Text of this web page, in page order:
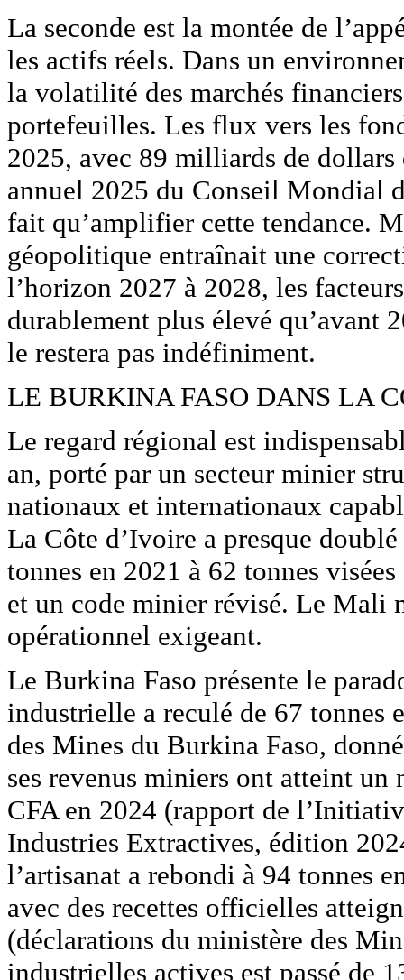
La seconde est la montée de
les actifs réels. Dans un
la volatilité des marchés
portefeuilles. Les flux vers les
2025, avec 89 milliards de
annuel 2025 du Conseil Mondial
fait qu’amplifier cette tendance.
géopolitique entraînait une
l’horizon 2027 à 2028, les
durablement plus élevé qu’avant
le restera pas indéfiniment.
LE BURKINA FASO DANS LA
Le regard régional est
an, porté par un secteur minier
nationaux et internationaux
La Côte d’Ivoire a presque
tonnes en 2021 à 62 tonnes
et un code minier révisé. Le Mali
opérationnel exigeant.
Le Burkina Faso présente le
industrielle a reculé de 67 tonnes
des Mines du Burkina Faso,
ses revenus miniers ont atteint
CFA en 2024 (rapport de
Industries Extractives, édition
l’artisanat a rebondi à 94 tonnes
avec des recettes officielles
(déclarations du ministère des
industrielles actives est passé de